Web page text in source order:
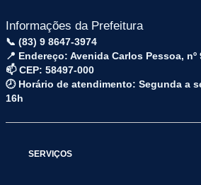
Informações da Prefeitura
📞 (83) 9 8647-3974
📍 Endereço: Avenida Carlos Pessoa, nº
📫 CEP: 58497-000
🕗 Horário de atendimento: Segunda a
16h
SERVIÇOS